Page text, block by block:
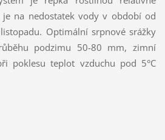
je na nedostatek vody v období od
Optimální srpnové srážky
podzimu 50-80 mm, zimní
poklesu teplot vzduchu pod 5°C